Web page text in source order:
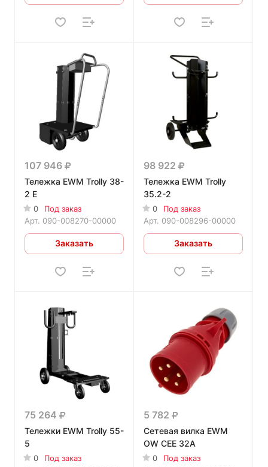
107 946
Тележка EWM Trolly 38-
2 E
0
Под заказ
Арт. 090-008270-00000
Заказать
98 922
Тележка EWM Trolly
35.2-2
0
Под заказ
Арт. 090-008296-00000
Заказать
75 264
Тележки EWM Trolly 55-
5
0
Под заказ
5 782
Сетевая вилка EWM
OW CEE 32A
0
Под заказ